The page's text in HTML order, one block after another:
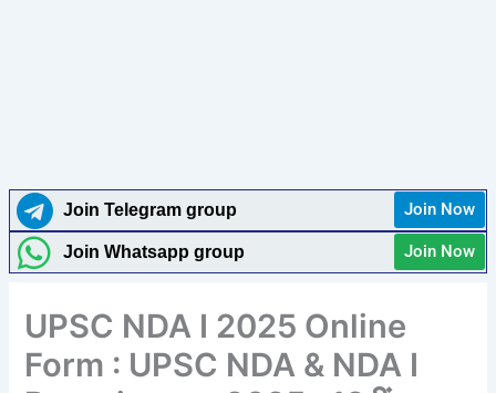
Join Telegram group Join Now
Join Whatsapp group Join Now
UPSC NDA I 2025 Online
Form : UPSC NDA & NDA I